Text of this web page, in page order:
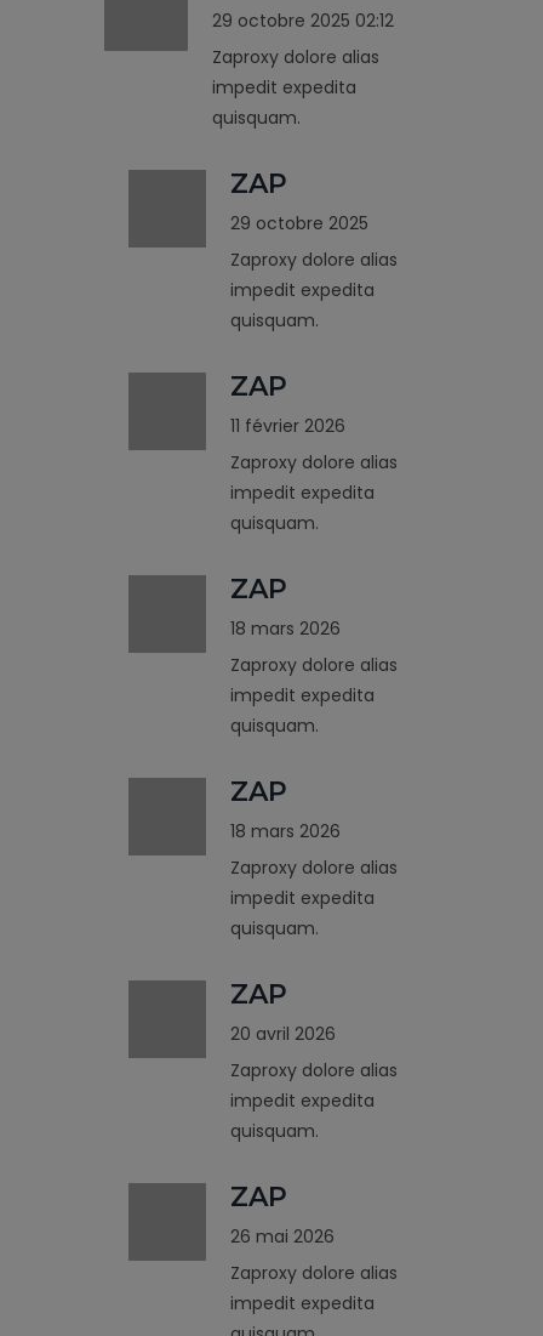
29 octobre 2025 02:12
Zaproxy dolore alias
impedit expedita
quisquam.
ZAP
29 octobre 2025
Zaproxy dolore alias
impedit expedita
quisquam.
ZAP
11 février 2026
Zaproxy dolore alias
impedit expedita
quisquam.
ZAP
18 mars 2026
Zaproxy dolore alias
impedit expedita
quisquam.
ZAP
18 mars 2026
Zaproxy dolore alias
impedit expedita
quisquam.
ZAP
20 avril 2026
Zaproxy dolore alias
impedit expedita
quisquam.
ZAP
26 mai 2026
Zaproxy dolore alias
impedit expedita